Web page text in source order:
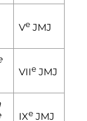
Ve JMJ
VIIe JMJ
IXe JMJ